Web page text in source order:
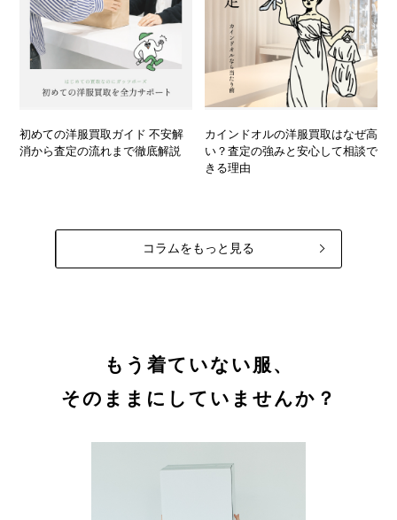
初めての洋服買取ガイド 不安解
消から査定の流れまで徹底解説
カインドオルの洋服買取はなぜ高
い？査定の強みと安心して相談で
きる理由
コラムをもっと見る
もう着ていない服、
そのままにしていませんか？